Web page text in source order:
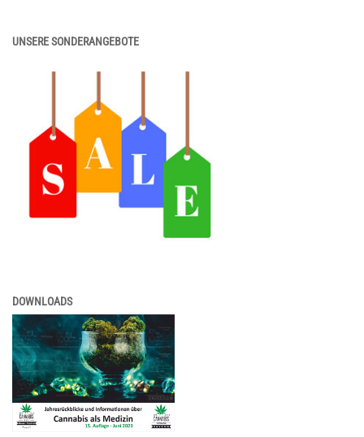
UNSERE SONDERANGEBOTE
DOWNLOADS